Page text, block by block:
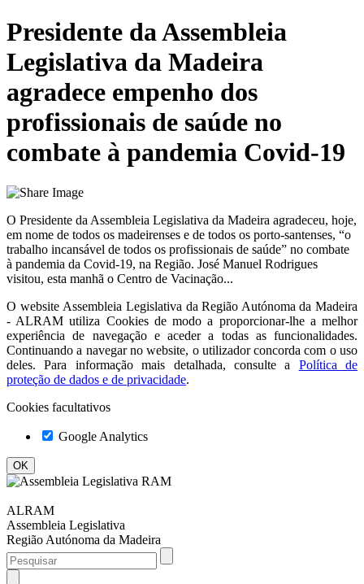
Presidente da Assembleia
Legislativa da Madeira
agradece empenho dos
profissionais de saúde no
combate à pandemia Covid-19
O Presidente da Assembleia Legislativa da Madeira agradeceu, hoje,
em nome de todos os madeirenses e de todos os porto-santenses, “o
trabalho incansável de todos os profissionais de saúde” no combate
à pandemia da Covid-19, na Região. José Manuel Rodrigues
visitou, esta manhã o Centro de Vacinação...
O website Assembleia Legislativa da Região Autónoma da Madeira
- ALRAM utiliza Cookies de modo a proporcionar-lhe a melhor
experiência de navegação e aceder a todas as funcionalidades.
Continuando a navegar no website, o utilizador concorda com o uso
deles. Para informação mais detalhada, consulte a
Política de
proteção de dados e de privacidade.
Cookies facultativos
Google Analytics
ALRAM
Assembleia Legislativa
Região Autónoma da Madeira